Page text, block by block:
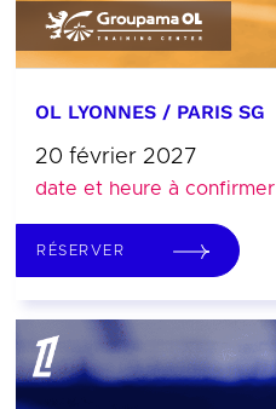
OL LYONNES / PARIS SG
20 février 2027
date et heure à confirmer
RÉSERVER